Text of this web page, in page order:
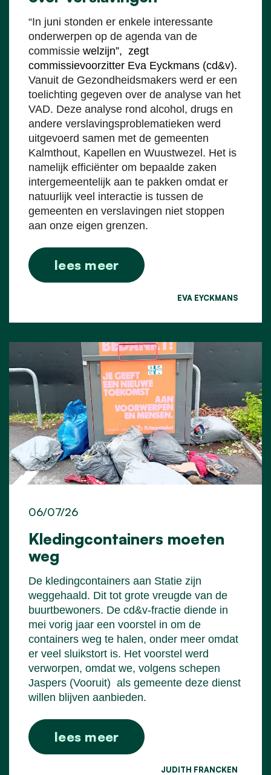
“In juni stonden er enkele interessante
onderwerpen op de agenda van de
commissie welzijn”, zegt
commissievoorzitter Eva Eyckmans (cd&v).
Vanuit de Gezondheidsmakers werd er een
toelichting gegeven over de analyse van het
VAD. Deze analyse rond alcohol, drugs en
andere verslavingsproblematieken werd
uitgevoerd samen met de gemeenten
Kalmthout, Kapellen en Wuustwezel. Het is
namelijk efficiënter om bepaalde zaken
intergemeentelijk aan te pakken omdat er
natuurlijk veel interactie is tussen de
gemeenten en verslavingen niet stoppen
aan onze eigen grenzen.
lees meer
EVA EYCKMANS
Kledingcontainers moeten
weg
06/07/26
De kledingcontainers aan Statie zijn
weggehaald. Dit tot grote vreugde van de
buurtbewoners. De cd&v-fractie diende in
mei vorig jaar een voorstel in om de
containers weg te halen, onder meer omdat
er veel sluikstort is. Het voorstel werd
verworpen, omdat we, volgens schepen
Jaspers (Vooruit) als gemeente deze dienst
willen blijven aanbieden.
lees meer
JUDITH FRANCKEN